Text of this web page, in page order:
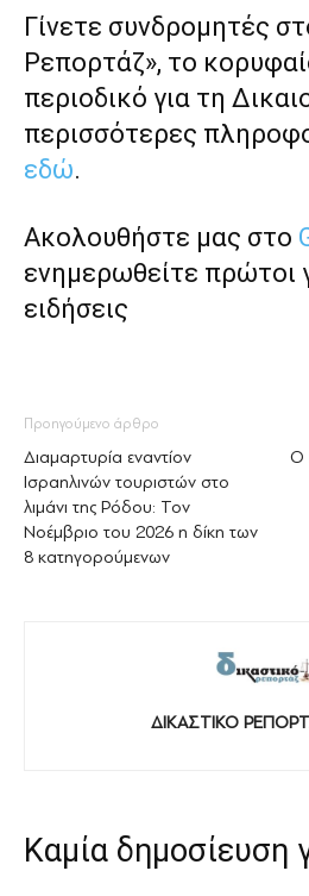
Γίνετε συνδρομητές
Ρεπορτάζ», το
περιοδικό για τη
περισσότερες
εδώ.
Ακολουθήστε μας στο
ενημερωθείτε πρώτοι
ειδήσεις
Προηγούμενο άρθρο
Διαμαρτυρία εναντίον
Ισραηλινών τουριστών στο
λιμάνι της Ρόδου: Τον
Νοέμβριο του 2026 η δίκη των
8 κατηγορούμενων
Ο
ΔΙΚΑΣΤΙΚΟ
Καμία δημοσίευση